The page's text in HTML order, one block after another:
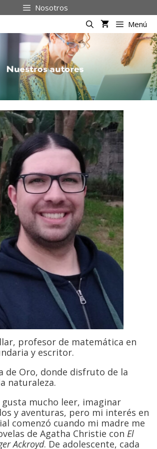
Nosotros
Menú
profesor de matemática en
y escritor.
de Oro, donde disfruto de la
naturaleza.
gusta mucho leer, imaginar
y aventuras, pero mi interés en
comenzó cuando mi madre me
de Agatha Christie con El
Ackroyd. De adolescente, cada